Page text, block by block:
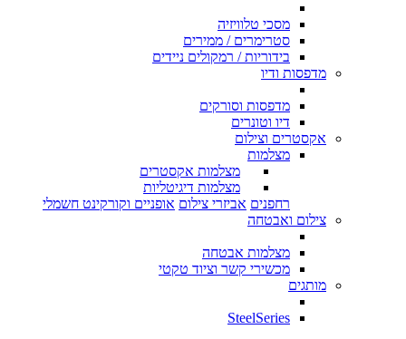
מסכי טלוויזיה
סטרימרים / ממירים
בידוריות / רמקולים ניידים
מדפסות ודיו
מדפסות וסורקים
דיו וטונרים
אקסטרים וצילום
מצלמות
מצלמות אקסטרים
מצלמות דיגיטליות
רחפנים אביזרי צילום אופניים וקורקינט חשמלי
צילום ואבטחה
מצלמות אבטחה
מכשירי קשר וציוד טקטי
מותגים
SteelSeries